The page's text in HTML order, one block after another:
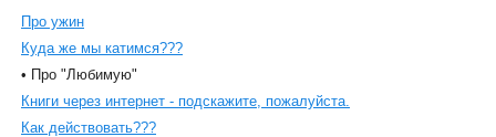
Про ужин
Куда же мы катимся???
• Про "Любимую"
Книги через интернет - подскажите, пожалуйста.
Как действовать???